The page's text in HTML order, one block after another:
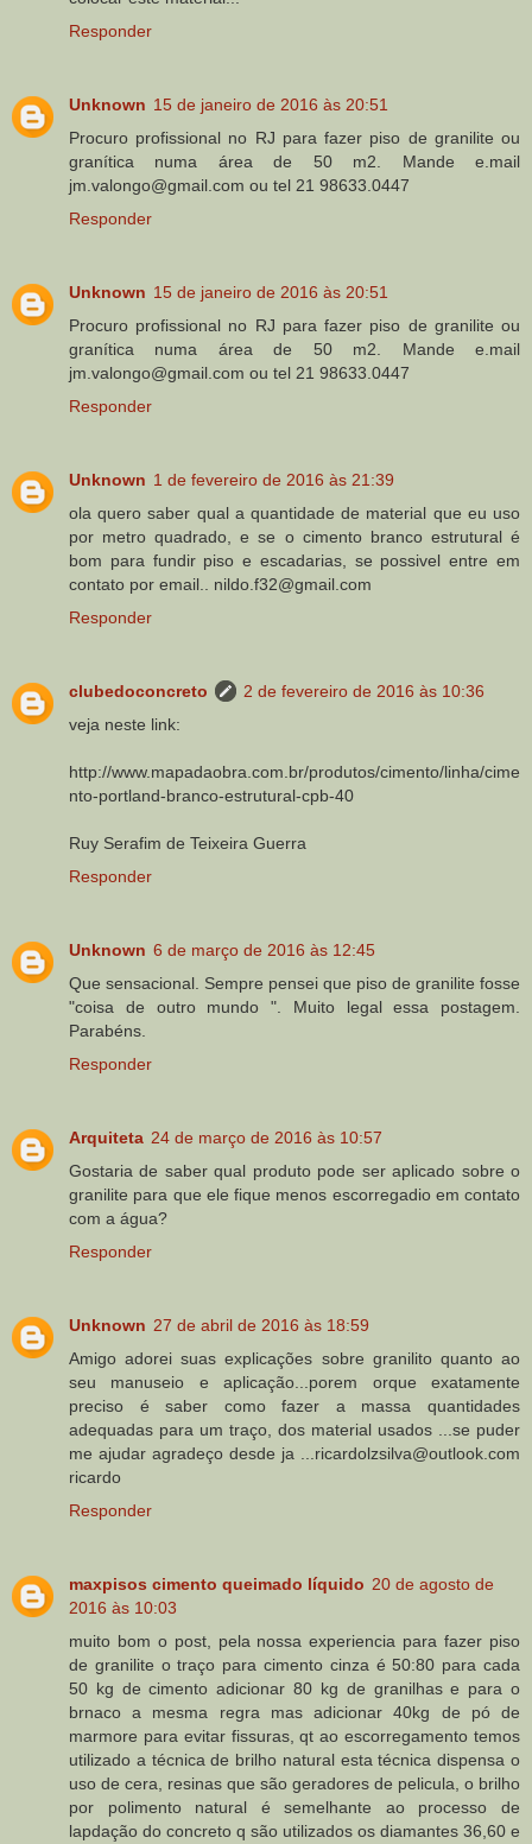
Responder
Unknown 15 de janeiro de 2016 às 20:51
Procuro profissional no RJ para fazer piso de granilite ou
granítica numa área de 50 m2. Mande e.mail
jm.valongo@gmail.com ou tel 21 98633.0447
Responder
Unknown 15 de janeiro de 2016 às 20:51
Procuro profissional no RJ para fazer piso de granilite ou
granítica numa área de 50 m2. Mande e.mail
jm.valongo@gmail.com ou tel 21 98633.0447
Responder
Unknown 1 de fevereiro de 2016 às 21:39
ola quero saber qual a quantidade de material que eu uso
por metro quadrado, e se o cimento branco estrutural é
bom para fundir piso e escadarias, se possivel entre em
contato por email.. nildo.f32@gmail.com
Responder
clubedoconcreto
2 de fevereiro de 2016 às 10:36
veja neste link:
http://www.mapadaobra.com.br/produtos/cimento/linha/cime
nto-portland-branco-estrutural-cpb-40
Ruy Serafim de Teixeira Guerra
Responder
Unknown 6 de março de 2016 às 12:45
Que sensacional. Sempre pensei que piso de granilite fosse
"coisa de outro mundo ". Muito legal essa postagem.
Parabéns.
Responder
Arquiteta 24 de março de 2016 às 10:57
Gostaria de saber qual produto pode ser aplicado sobre o
granilite para que ele fique menos escorregadio em contato
com a água?
Responder
Unknown 27 de abril de 2016 às 18:59
Amigo adorei suas explicações sobre granilito quanto ao
seu manuseio e aplicação...porem orque exatamente
preciso é saber como fazer a massa quantidades
adequadas para um traço, dos material usados ...se puder
me ajudar agradeço desde ja ...ricardolzsilva@outlook.com
ricardo
Responder
maxpisos cimento queimado líquido 20 de agosto de
2016 às 10:03
muito bom o post, pela nossa experiencia para fazer piso
de granilite o traço para cimento cinza é 50:80 para cada
50 kg de cimento adicionar 80 kg de granilhas e para o
brnaco a mesma regra mas adicionar 40kg de pó de
marmore para evitar fissuras, qt ao escorregamento temos
utilizado a técnica de brilho natural esta técnica dispensa o
uso de cera, resinas que são geradores de pelicula, o brilho
por polimento natural é semelhante ao processo de
lapdação do concreto q são utilizados os diamantes 36,60 e